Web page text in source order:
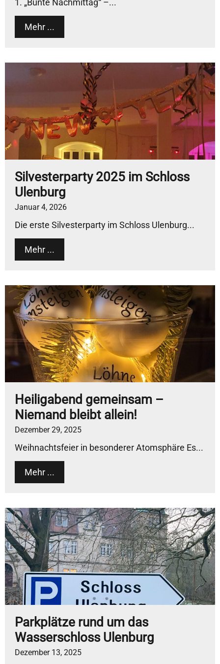
1. „Bunte Nachmittag“ –...
Mehr ...
Silvesterparty 2025 im Schloss
Ulenburg
Januar 4, 2026
Die erste Silvesterparty im Schloss Ulenburg...
Mehr ...
Heiligabend gemeinsam –
Niemand bleibt allein!
Dezember 29, 2025
Weihnachtsfeier in besonderer Atomsphäre Es...
Mehr ...
Parkplätze rund um das
Wasserschloss Ulenburg
Dezember 13, 2025